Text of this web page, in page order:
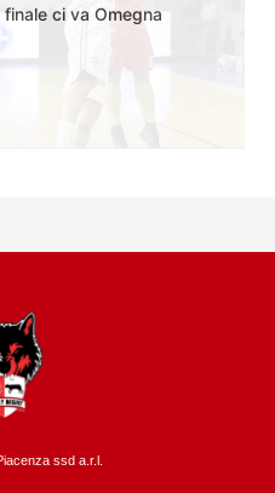
finale ci va Omegna
ssd a.r.l.